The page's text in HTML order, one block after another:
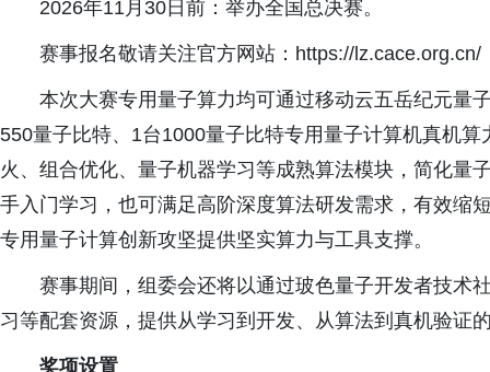
2026年11月30日前：举办全国总决赛。
赛事报名敬请关注官方网站：https://lz.cace.org.cn/
本次大赛专用量子算力均可通过移动云五岳纪元量
550量子比特、1台1000量子比特专用量子计算机真机
火、组合优化、量子机器学习等成熟算法模块，简化量
手入门学习，也可满足高阶深度算法研发需求，有效缩
专用量子计算创新攻坚提供坚实算力与工具支撑。
赛事期间，组委会还将以通过玻色量子开发者技术
习等配套资源，提供从学习到开发、从算法到真机验证
奖项设置